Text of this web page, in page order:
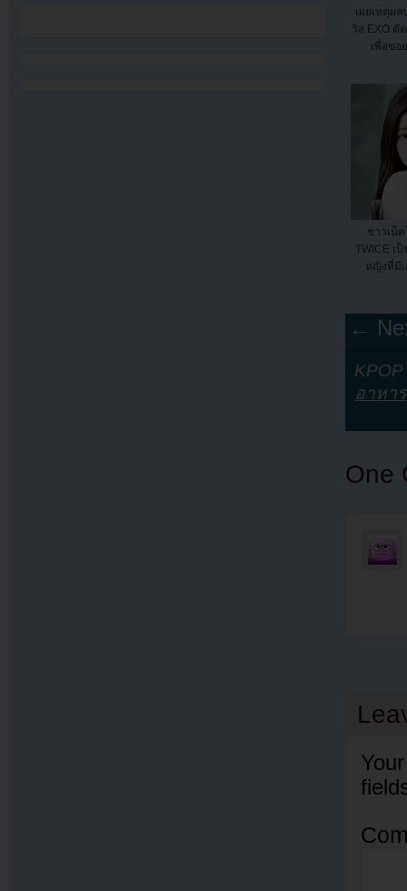
เผยเหตุผ
ริส EXO ตั
เพื่อขอ
ชาวเน็
TWICE เ
หญิงที่มี
←
อาหาร
One